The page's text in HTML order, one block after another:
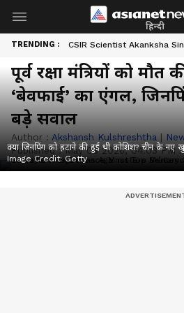
हिन्दी
TRENDING : CSIR Scientist Akanksha
पूर्व रक्षा मंत्रियों को
‘बेवफाई’ का एंगल,
बड़े सवाल
Author : Akshansh Kulshreshtha |
Published :May 08 2026, 04:03 PM
क्या जिनपिंग को हटाने की हुई थी कोशिश? चीन के नए
Image Credit:Getty